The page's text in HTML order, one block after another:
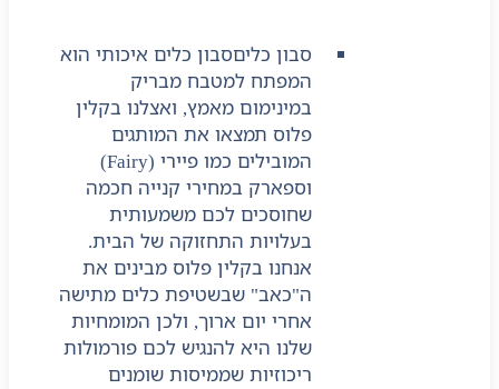
סבון כליםסבון כלים איכותי הוא
המפתח למטבח מבריק
במינימום מאמץ, ואצלנו בקלין
פלוס תמצאו את המותגים
המובילים כמו פיירי (Fairy)
וספארק במחירי קנייה חכמה
שחוסכים לכם משמעותית
בעלויות התחזוקה של הבית.
אנחנו בקלין פלוס מבינים את
ה"כאב" שבשטיפת כלים מתישה
אחרי יום ארוך, ולכן המומחיות
שלנו היא להנגיש לכם פורמולות
ריכוזיות שממיסות שומנים